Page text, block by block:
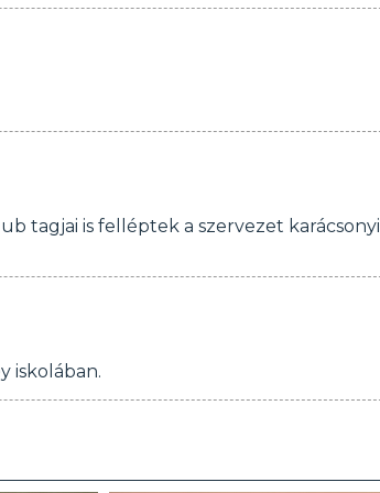
tagjai is felléptek a szervezet karácsonyi
iskolában.